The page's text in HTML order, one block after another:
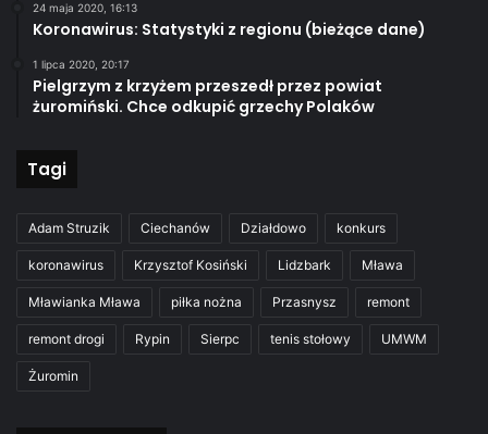
24 maja 2020, 16:13
Koronawirus: Statystyki z regionu (bieżące dane)
1 lipca 2020, 20:17
Pielgrzym z krzyżem przeszedł przez powiat
żuromiński. Chce odkupić grzechy Polaków
Tagi
Adam Struzik Ciechanów Działdowo konkurs
koronawirus Krzysztof Kosiński Lidzbark Mława
Mławianka Mława piłka nożna Przasnysz remont
remont drogi Rypin Sierpc tenis stołowy UMWM
Żuromin